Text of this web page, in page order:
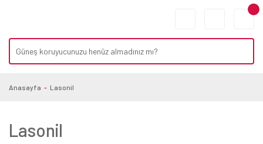
Anasayfa Lasonil
Lasonil